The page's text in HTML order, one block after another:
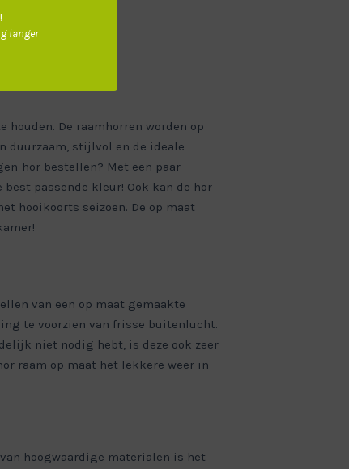
De raamhorren worden op
duurzaam, stijlvol en de ideale
hor bestellen? Met een paar
passende kleur! Ook kan de hor
hooikoorts seizoen. De op maat
van een op maat gemaakte
te voorzien van frisse buitenlucht.
niet nodig hebt, is deze ook zeer
raam op maat het lekkere weer in
hoogwaardige materialen is het
langer